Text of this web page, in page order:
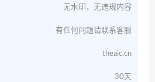
无水印，无违规内容
有任何问题请联系客服
theaic.cn
30天